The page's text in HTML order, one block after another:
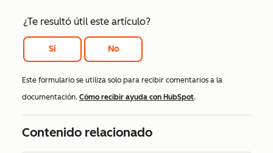
¿Te resultó útil este artículo?
Si No
Este formulario se utiliza solo para recibir comentarios a la
documentación. Cómo recibir ayuda con HubSpot.
Contenido relacionado